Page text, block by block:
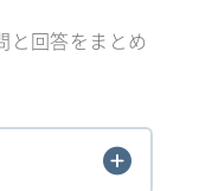
と回答をまとめ